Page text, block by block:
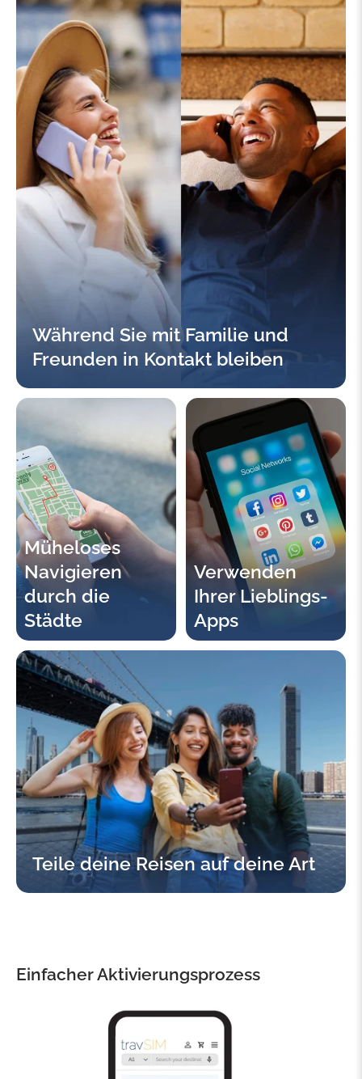
Während Sie mit Familie und
Freunden in Kontakt bleiben
Müheloses
Navigieren
durch die
Städte
Verwenden
Ihrer Lieblings-
Apps
Teile deine Reisen auf deine Art
Einfacher Aktivierungsprozess